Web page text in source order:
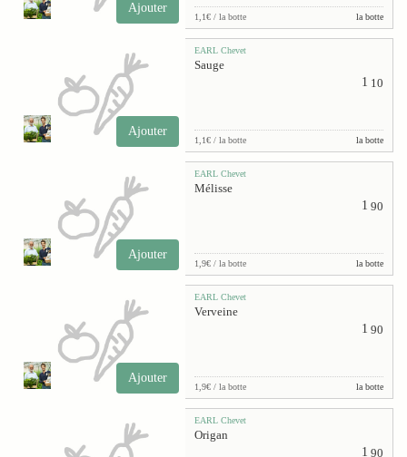
Ajouter
1,1€ / la botte la botte
Ajouter
EARL Chevet
Sauge
1 10
1,1€ / la botte la botte
Ajouter
EARL Chevet
Mélisse
1 90
1,9€ / la botte la botte
Ajouter
EARL Chevet
Verveine
1 90
1,9€ / la botte la botte
EARL Chevet
Origan
1 90